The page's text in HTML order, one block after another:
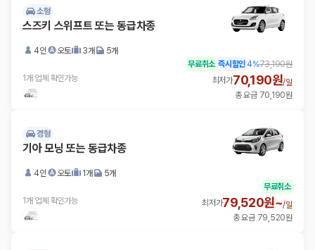
소형
스즈키 스위프트 또는 동급차종
4인 오토 3개 5개
1개 업체 확인가능
무료취소 즉시할인 4%73,190원
최저가70,190원/일
총 요금 70,190원
경형
기아 모닝 또는 동급차종
4인 오토 1개 5개
1개 업체 확인가능
무료취소
최저가79,520원~/일
총 요금 79,520원